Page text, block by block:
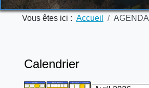
Vous êtes ici : Accueil AGENDA
Calendrier